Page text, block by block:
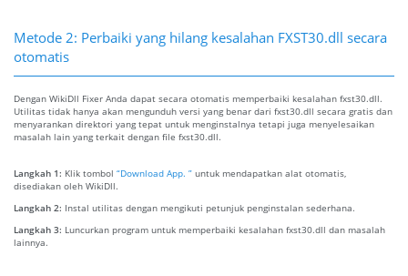
Metode 2: Perbaiki yang hilang kesalahan FXST30.dll secara
otomatis
Dengan WikiDll Fixer Anda dapat secara otomatis memperbaiki kesalahan fxst30.dll.
Utilitas tidak hanya akan mengunduh versi yang benar dari fxst30.dll secara gratis dan
menyarankan direktori yang tepat untuk menginstalnya tetapi juga menyelesaikan
masalah lain yang terkait dengan file fxst30.dll.
Langkah 1: Klik tombol “Download App. ” untuk mendapatkan alat otomatis,
disediakan oleh WikiDll.
Langkah 2: Instal utilitas dengan mengikuti petunjuk penginstalan sederhana.
Langkah 3: Luncurkan program untuk memperbaiki kesalahan fxst30.dll dan masalah
lainnya.